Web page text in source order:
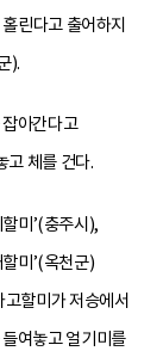
린다고 출어하지
).
아간다고
고 체를 건다.
미’(충주시),
미’(옥천군)
할미가 저승에서
여놓고 얼기미를